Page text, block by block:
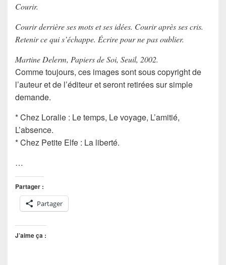
Courir.
Courir derrière ses mots et ses idées. Courir après ses cris.
Retenir ce qui s’échappe. Écrire pour ne pas oublier.
Martine Delerm, Papiers de Soi, Seuil, 2002.
Comme toujours, ces images sont sous copyright de
l’auteur et de l’éditeur et seront retirées sur simple
demande.
* Chez Loralie : Le temps, Le voyage, L’amitié,
L’absence.
* Chez Petite Elfe : La liberté.
…
Partager :
Partager
J’aime ça :